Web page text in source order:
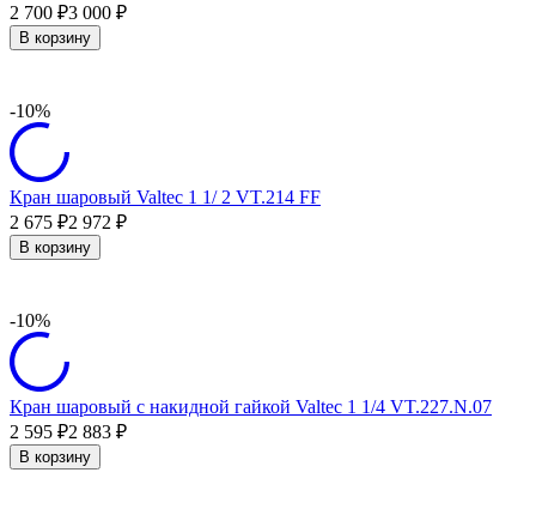
2 700 ₽3 000 ₽
В корзину
-10%
Кран шаровый Valtec 1 1/ 2 VT.214 FF
2 675 ₽2 972 ₽
В корзину
-10%
Кран шаровый с накидной гайкой Valtec 1 1/4 VT.227.N.07
2 595 ₽2 883 ₽
В корзину